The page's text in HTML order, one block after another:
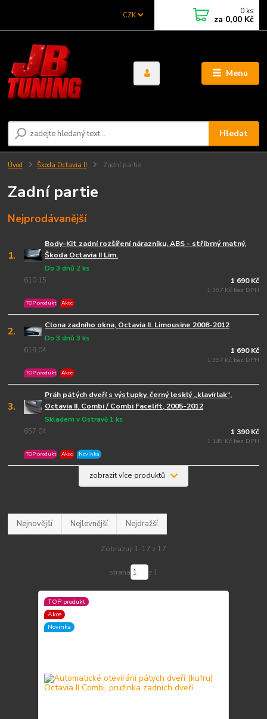
Menu
CZK
Hledat
0 ks
za 0,00 Kč
Úvod Škoda Octavia II Zadní partie
Zadní partie
Nejprodávanější
1.
Body-Kit zadní rozšíření nárazníku, ABS - stříbrný matný,
Škoda Octavia II Lim.
610 15
Do 3 dnů 2 ks
TOP produkt Akce
1 690 Kč
1 397 Kč bez DPH
2. Clona zadního okna, Octavia II. Limousine 2008-2012
619 04
Do 3 dnů 3 ks
TOP produkt Akce
1 690 Kč
1 397 Kč bez DPH
3.
Práh pátých dveří s výstupky, černý lesklý „klavírlak“,
Octavia II. Combi / Combi Facelift, 2005-2012
657 04
Skladem v Ostravě 1 ks
TOP produkt Akce Novinka
1 390 Kč
1 149 Kč bez DPH
zobrazit více produktů
Nejnovější Nejlevnější Nejdražší
Zobrazuji 1-17 z 17
strana z 1
TOP produkt
Akce
Novinka